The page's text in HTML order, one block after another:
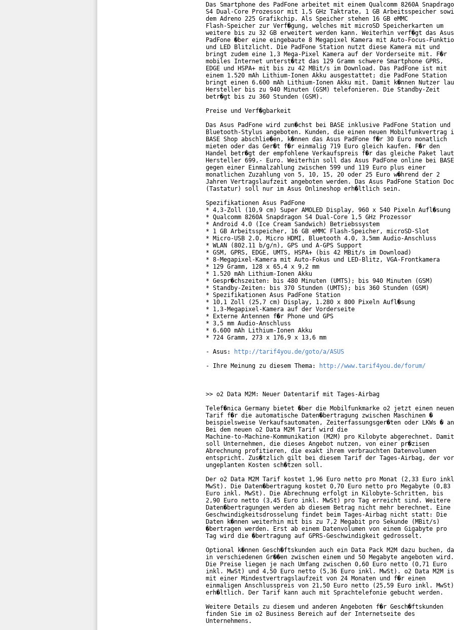
Das Smartphone des PadFone arbeitet mit einem Qualcomm 8260A
S4 Dual-Core Prozessor mit 1,5 GHz Taktrate, 1 GB Arbeitsspeicher
dem Adreno 225 Grafikchip. Als Speicher stehen 16 GB eMMC
Flash-Speicher zur Verf�gung, welches mit microSD Speicherkarten um
weitere bis zu 32 GB erweitert werden kann. Weiterhin verf�gt das Asus
PadFone �ber eine eingebaute 8 Megapixel Kamera mit Auto-Focus-
und LED Blitzlicht. Die PadFone Station nutzt diese Kamera mit und
bringt zudem eine 1,3 Mega-Pixel Kamera auf der Vorderseite mit. F�r
mobiles Internet unterst�tzt das 129 Gramm schwere Smartphone GPRS,
EDGE und HSPA+ mit bis zu 42 MBit/s im Download. Das PadFone ist mit
einem 1.520 mAh Lithium-Ionen Akku ausgestattet; die PadFone Station
bringt einen 6.600 mAh Lithium-Ionen Akku mit. Damit k�nnen Nutzer
Hersteller bis zu 940 Minuten (GSM) telefonieren. Die Standby-Zeit
betr�gt bis zu 360 Stunden (GSM).
Preise und Verf�gbarkeit
Das Asus PadFone wird zun�chst bei BASE inklusive PadFone Station und
Bluetooth-Stylus angeboten. Kunden, die einen neuen Mobilfunkvertrag
BASE Shop abschlie�en, k�nnen das Asus PadFone f�r 30 Euro monatlich
mieten oder das Ger�t f�r einmalig 719 Euro gleich kaufen. F�r den
Handel betr�gt der empfohlene Verkaufspreis f�r das gleiche Paket laut
Hersteller 699,- Euro. Weiterhin soll das Asus PadFone online bei BASE
gegen einer Einmalzahlung zwischen 599 und 119 Euro plus einer
monatlichen Zuzahlung von 5, 10, 15, 20 oder 25 Euro w�hrend der 2
Jahren Vertragslaufzeit angeboten werden. Das Asus PadFone Station
(Tastatur) soll nur im Asus Onlineshop erh�ltlich sein.
Spezifikationen Asus PadFone
* 4,3-Zoll (10,9 cm) Super AMOLED Display, 960 x 540 Pixeln Aufl�sung
* Qualcomm 8260A Snapdragon S4 Dual-Core 1,5 GHz Prozessor
* Android 4.0 (Ice Cream Sandwich) Betriebssystem
* 1 GB Arbeitsspeicher, 16 GB eMMC Flash-Speicher, microSD-Slot
* Micro-USB 2.0, Micro HDMI, Bluetooth 4.0, 3,5mm Audio-Anschluss
* WLAN (802.11 b/g/n), GPS und A-GPS Support
* GSM, GPRS, EDGE, UMTS, HSPA+ (bis 42 MBit/s im Download)
* 8-Megapixel-Kamera mit Auto-Fokus und LED-Blitz, VGA-Frontkamera
* 129 Gramm, 128 x 65,4 x 9,2 mm
* 1.520 mAh Lithium-Ionen Akku
* Gespr�chszeiten: bis 480 Minuten (UMTS); bis 940 Minuten (GSM)
* Standby-Zeiten: bis 370 Stunden (UMTS); bis 360 Stunden (GSM)
* Spezifikationen Asus PadFone Station
* 10,1 Zoll (25,7 cm) Display, 1.280 x 800 Pixeln Aufl�sung
* 1,3-Megapixel-Kamera auf der Vorderseite
* Externe Antennen f�r Phone und GPS
* 3,5 mm Audio-Anschluss
* 6.600 mAh Lithium-Ionen Akku
* 724 Gramm, 273 x 176,9 x 13,6 mm
- Asus:
http://tarif4you.de/goto/a/ASUS
- Ihre Meinung zu diesem Thema:
http://www.tarif4you.de/forum/
>> o2 Data M2M: Neuer Datentarif mit Tages-Airbag
Telef�nica Germany bietet �ber die Mobilfunkmarke o2 jetzt einen neuen
Tarif f�r die automatische Daten�bertragung zwischen Maschinen �
beispielsweise Verkaufsautomaten, Zeiterfassungsger�ten oder LKWs �
Bei dem neuen o2 Data M2M Tarif wird die
Machine-to-Machine-Kommunikation (M2M) pro Kilobyte abgerechnet. Damit
soll Unternehmen, die dieses Angebot nutzen, von einer pr�zisen
Abrechnung profitieren, die exakt ihrem verbrauchten Datenvolumen
entspricht. Zus�tzlich gilt bei diesem Tarif der Tages-Airbag, der vor
ungeplanten Kosten sch�tzen soll.
Der o2 Data M2M Tarif kostet 1,96 Euro netto pro Monat (2,33 Euro
MwSt). Die Daten�bertragung kostet 0,70 Euro netto pro Megabyte (0,83
Euro inkl. MwSt). Die Abrechnung erfolgt in Kilobyte-Schritten, bis
2,90 Euro netto (3,45 Euro inkl. MwSt) pro Tag erreicht sind. Weitere
Daten�bertragungen werden ab diesem Betrag nicht mehr berechnet. Eine
Geschwindigkeitsdrosselung findet beim Tages-Airbag nicht statt: Die
Daten k�nnen weiterhin mit bis zu 7,2 Megabit pro Sekunde (MBit/s)
�bertragen werden. Erst ab einem Datenvolumen von einem Gigabyte pro
Tag wird die �bertragung auf GPRS-Geschwindigkeit gedrosselt.
Optional k�nnen Gesch�ftskunden auch ein Data Pack M2M dazu buchen,
in verschiedenen Gr��en zwischen einem und 50 Megabyte angeboten wird.
Die Preise liegen je nach Umfang zwischen 0,60 Euro netto (0,71 Euro
inkl. MwSt) und 4,50 Euro netto (5,36 Euro inkl. MwSt). o2 Data M2M
mit einer Mindestvertragslaufzeit von 24 Monaten und f�r einen
einmaligen Anschlusspreis von 21,50 Euro netto (25,59 Euro inkl. MwSt)
erh�ltlich. Der Tarif kann auch mit Sprachtelefonie gebucht werden.
Weitere Details zu diesem und anderen Angeboten f�r Gesch�ftskunden
finden Sie im o2 Business Bereich auf der Internetseite des
Unternehmens.